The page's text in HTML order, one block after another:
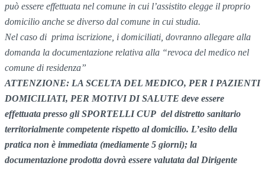
può essere effettuata nel comune in cui l’assistito elegge il proprio
domicilio anche se diverso dal comune in cui studia.
Nel caso di prima iscrizione, i domiciliati, dovranno allegare alla
domanda la documentazione relativa alla “revoca del medico nel
comune di residenza”
ATTENZIONE: LA SCELTA DEL MEDICO, PER I PAZIENTI
DOMICILIATI, PER MOTIVI DI SALUTE deve essere
effettuata presso gli SPORTELLI CUP del distretto sanitario
territorialmente competente rispetto al domicilio. L’esito della
pratica non è immediata (mediamente 5 giorni); la
documentazione prodotta dovrà essere valutata dal Dirigente